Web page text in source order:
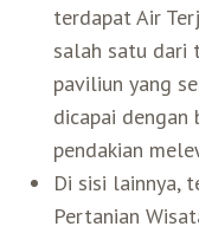
terdapat Air
salah satu dari
paviliun yang
dicapai
pendakian
Di sisi lainnya,
Pertanian